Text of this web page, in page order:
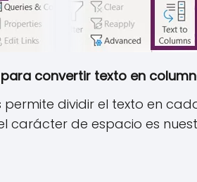
convertir texto en
permite dividir el texto en
carácter de espacio es